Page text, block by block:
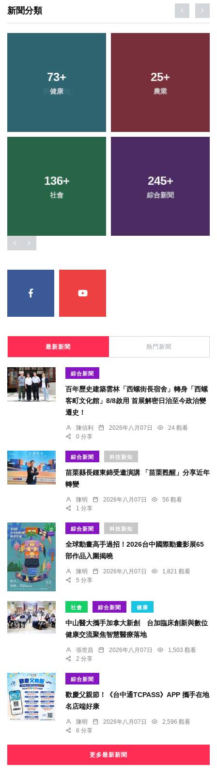
新聞分類
73+
健康
25+
農業
136+
社會
245+
綜合新聞
最新新聞 熱門新聞
綜合新聞
百年歷史建築雲林「西螺街長宿舍」轉身「西螺
客町文化館」8/8啟用 首展解密日治至今政治變
遷史！
陳信利 2026年八月07日
24 觀看
0 分享
綜合新聞 科技新知
苗栗縣長鍾東錦受邀演講 「苗栗甦醒」分享近年
轉變
陳明 2026年八月07日
56 觀看
1 分享
綜合新聞 科技新知
全球動畫高手過招！2026台中國際動畫影展65
部作品入圍揭曉
陳明 2026年八月07日
1,821 觀看
5 分享
社會 綜合新聞 健康
中山醫大攜手加拿大新創 台加臨床創新與數位
健康交流聚焦智慧醫療落地
張世昌 2026年八月07日
1,503 觀看
2 分享
綜合新聞
歡慶父親節！《台中通TCPASS》APP 攜手在地
名店端好康
陳明 2026年八月07日
2,596 觀看
6 分享
更多最新新聞